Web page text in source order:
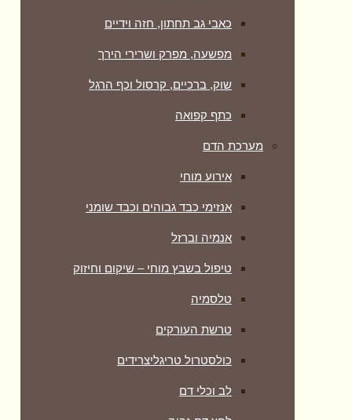
כאבי גב תחתון, חזה וידיים
מפשעה, מפרק ושרירי הירך
שוק, ברכיים, קרסול וכף הרגל
כתף קפואה
מערכת הדם
אירוע מוחי
אנזימי כבד גבוהים וכבד שומני
אנמיה וברזל
טיפול בשבץ מוחי – שיקום וחיזוק
טלסמיה
טרשת העורקים
כולסטרול טריגליצרידים
לב וכלי דם